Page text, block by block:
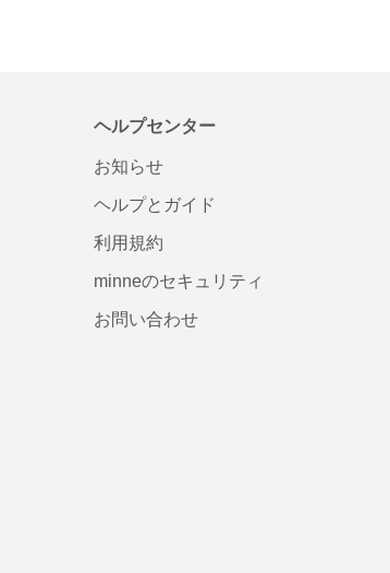
ヘルプセンター
お知らせ
ヘルプとガイド
利用規約
minneのセキュリティ
お問い合わせ